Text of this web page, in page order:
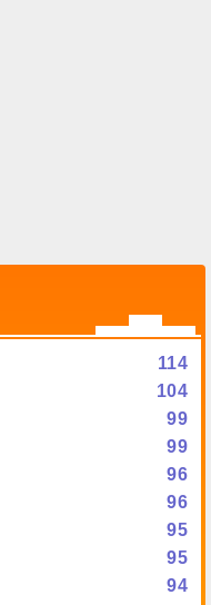
114
104
99
99
96
96
95
95
94